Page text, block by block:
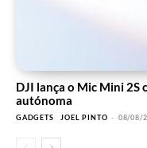
DJI lança o Mic Mini 2S
autónoma
GADGETS JOEL PINTO - 08/08/